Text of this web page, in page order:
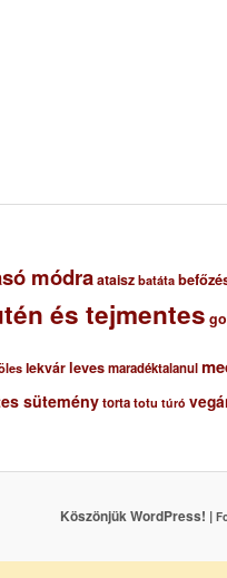
módraataisz batáta
és tejmentes
lekvárlevesmaradéktalanul
süteménytorta totu túró
Köszönjük WordPress! |